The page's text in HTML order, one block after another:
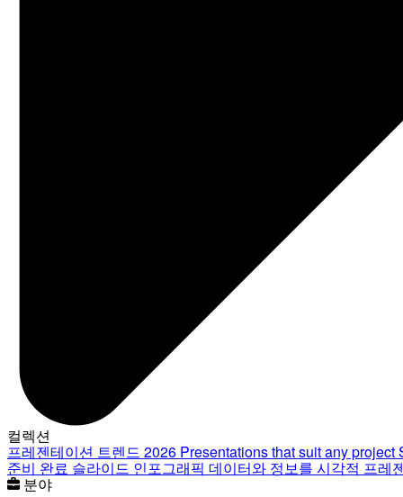
컬렉션
프레젠테이션 트렌드 2026 Presentations that suit any project
준비 완료 슬라이드 인포그래픽 데이터와 정보를 시각적 프레
분야